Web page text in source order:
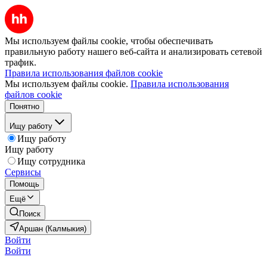
Мы используем файлы cookie, чтобы обеспечивать
правильную работу нашего веб-сайта и анализировать сетевой
трафик.
Правила использования файлов cookie
Мы используем файлы cookie. Правила использования
файлов cookie
Понятно
Ищу работу
Ищу работу
Ищу работу
Ищу сотрудника
Сервисы
Помощь
Ещё
Поиск
Аршан (Калмыкия)
Войти
Войти